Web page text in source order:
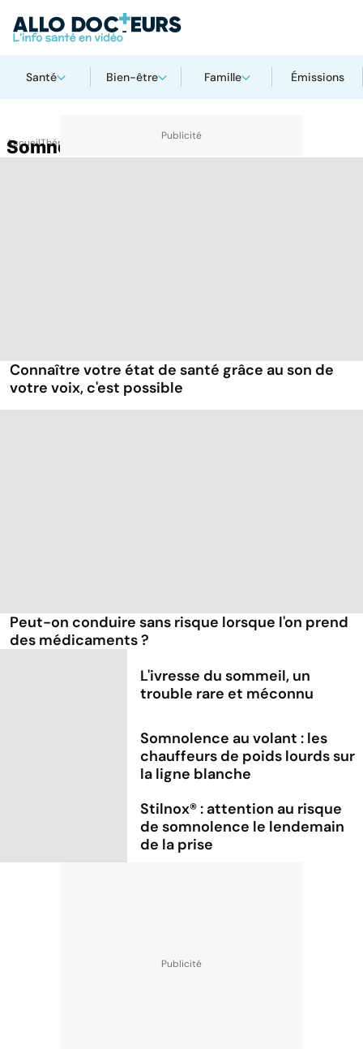
Santé Bien-être Famille Émissions
AccueilThématiques
Somnolence
Connaître votre état de santé grâce au son de
votre voix, c'est possible
Peut-on conduire sans risque lorsque l'on prend
des médicaments ?
L'ivresse du sommeil, un
trouble rare et méconnu
Somnolence au volant : les
chauffeurs de poids lourds sur
la ligne blanche
Stilnox® : attention au risque
de somnolence le lendemain
de la prise